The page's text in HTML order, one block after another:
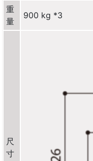
重
量
900 kg *3
尺
寸